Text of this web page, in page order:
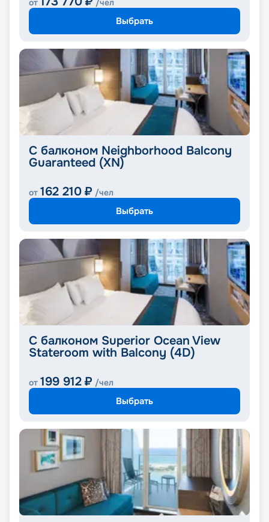
от /чел
Выбрать
С балконом Neighborhood Balcony
Guaranteed (XN)
от 162 210 ₽ /чел
Выбрать
С балконом Superior Ocean View
Stateroom with Balcony (4D)
от 199 912 ₽ /чел
Выбрать